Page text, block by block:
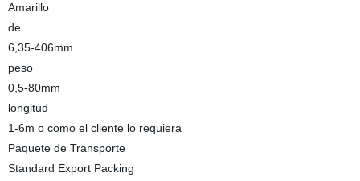
Amarillo
de
6,35-406mm
peso
0,5-80mm
longitud
1-6m o como el cliente lo requiera
Paquete de Transporte
Standard Export Packing